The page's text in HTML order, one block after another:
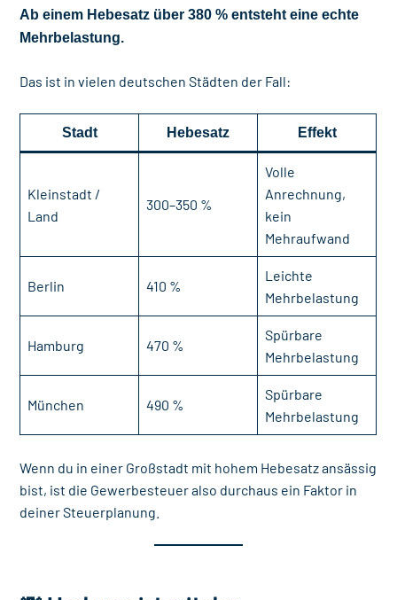
Ab einem Hebesatz über 380 % entsteht eine echte
Mehrbelastung.
Das ist in vielen deutschen Städten der Fall:
Stadt Hebesatz Effekt
Kleinstadt /
Land
300–350 %
Volle
Anrechnung,
kein
Mehraufwand
Berlin 410 %
Leichte
Mehrbelastung
Hamburg 470 %
Spürbare
Mehrbelastung
München 490 %
Spürbare
Mehrbelastung
Wenn du in einer Großstadt mit hohem Hebesatz ansässig
bist, ist die Gewerbesteuer also durchaus ein Faktor in
deiner Steuerplanung.